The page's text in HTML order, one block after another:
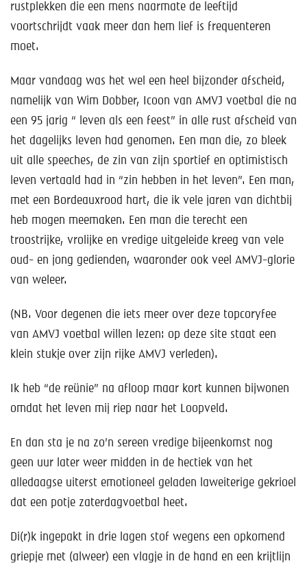
rustplekken die een mens naarmate de leeftijd
voortschrijdt vaak meer dan hem lief is frequenteren
moet.
Maar vandaag was het wel een heel bijzonder afscheid,
namelijk van Wim Dobber, Icoon van AMVJ voetbal die na
een 95 jarig “ leven als een feest” in alle rust afscheid van
het dagelijks leven had genomen. Een man die, zo bleek
uit alle speeches, de zin van zijn sportief en optimistisch
leven vertaald had in “zin hebben in het leven”. Een man,
met een Bordeauxrood hart, die ik vele jaren van dichtbij
heb mogen meemaken. Een man die terecht een
troostrijke, vrolijke en vredige uitgeleide kreeg van vele
oud- en jong gedienden, waaronder ook veel AMVJ-glorie
van weleer.
(NB. Voor degenen die iets meer over deze topcoryfee
van AMVJ voetbal willen lezen: op deze site staat een
klein stukje over zijn rijke AMVJ verleden).
Ik heb “de reünie” na afloop maar kort kunnen bijwonen
omdat het leven mij riep naar het Loopveld.
En dan sta je na zo’n sereen vredige bijeenkomst nog
geen uur later weer midden in de hectiek van het
alledaagse uiterst emotioneel geladen laweiterige gekrioel
dat een potje zaterdagvoetbal heet.
Di(r)k ingepakt in drie lagen stof wegens een opkomend
griepje met (alweer) een vlagje in de hand en een krijtlijn